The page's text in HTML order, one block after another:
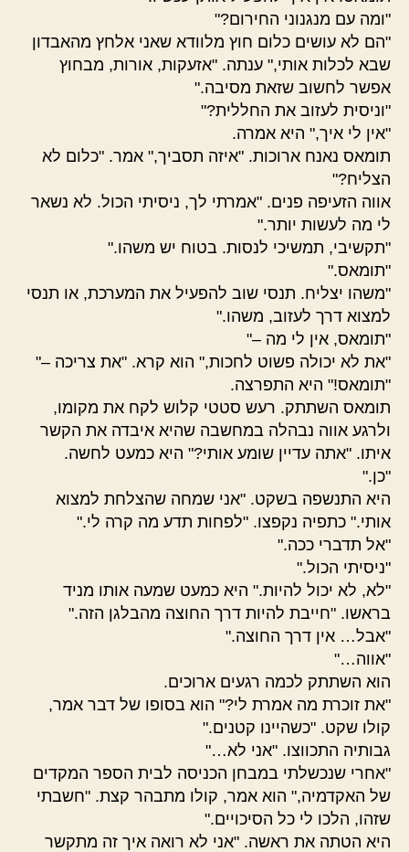
"ומה עם מנגנוני החירום?"
"הם לא עושים כלום חוץ מלוודא שאני אלחץ מהאבדון
שבא לכלות אותי," ענתה. "אזעקות, אורות, מבחוץ
אפשר לחשוב שזאת מסיבה."
"וניסית לעזוב את החללית?"
"אין לי איך," היא אמרה.
תומאס נאנח ארוכות. "איזה תסביך," אמר. "כלום לא
הצליח?"
אווה הזעיפה פנים. "אמרתי לך, ניסיתי הכול. לא נשאר
לי מה לעשות יותר."
"תקשיבי, תמשיכי לנסות. בטוח יש משהו."
"תומאס."
"משהו יצליח. תנסי שוב להפעיל את המערכת, או תנסי
למצוא דרך לעזוב, משהו."
"תומאס, אין לי מה –"
"את לא יכולה פשוט לחכות," הוא קרא. "את צריכה –"
"תומאס!" היא התפרצה.
תומאס השתתק. רעש סטטי קלוש לקח את מקומו,
ולרגע אווה נבהלה במחשבה שהיא איבדה את הקשר
איתו. "אתה עדיין שומע אותי?" היא כמעט לחשה.
"כן."
היא התנשפה בשקט. "אני שמחה שהצלחת למצוא
אותי." כתפיה נקפצו. "לפחות תדע מה קרה לי."
"אל תדברי ככה."
"ניסיתי הכול."
"לא, לא יכול להיות." היא כמעט שמעה אותו מניד
בראשו. "חייבת להיות דרך החוצה מהבלגן הזה."
"אבל… אין דרך החוצה."
"אווה…"
הוא השתתק לכמה רגעים ארוכים.
"את זוכרת מה אמרת לי?" הוא בסופו של דבר אמר,
קולו שקט. "כשהיינו קטנים."
גבותיה התכווצו. "אני לא…"
"אחרי שנכשלתי במבחן הכניסה לבית הספר המקדים
של האקדמיה," הוא אמר, קולו מתבהר קצת. "חשבתי
שזהו, הלכו לי כל הסיכויים."
היא הטתה את ראשה. "אני לא רואה איך זה מתקשר